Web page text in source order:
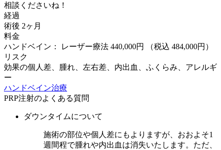
相談くださいね！
経過
術後 2ヶ月
料金
ハンドベイン： レーザー療法 440,000円
（税込 484,000円）
リスク
効果の個人差、腫れ、左右差、内出血、ふくらみ、アレルギ
ー
ハンドベイン治療
PRP注射のよくある質問
ダウンタイムについて
施術の部位や個人差にもよりますが、おおよそ1
週間程で腫れや内出血は消失いたします。ただ、